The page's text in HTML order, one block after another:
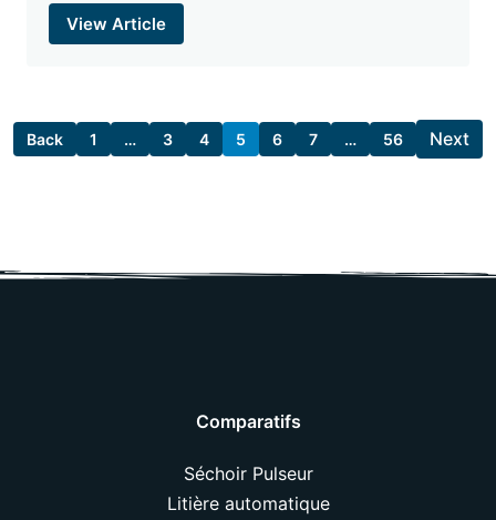
View Article
Back 1 … 3 4 5 6 7 … 56 Next
Comparatifs
Séchoir Pulseur
Litière automatique